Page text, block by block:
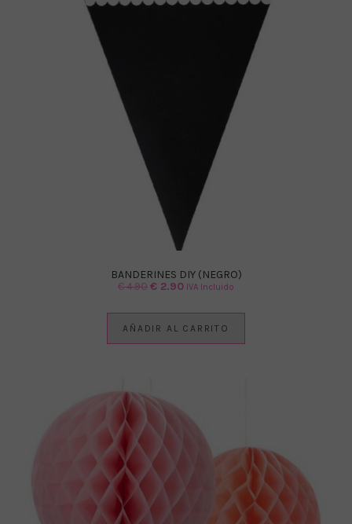
BANDERINES DIY (NEGRO)
€4.90El
€ 2.90ElIVA Incluido
AÑADIR AL CARRITO